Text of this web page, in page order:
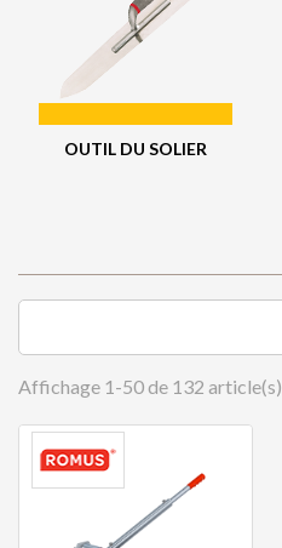
OUTIL DU SOLIER
Affichage 1-50 de 132 article(s)